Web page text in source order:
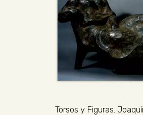
Torsos y Figuras.